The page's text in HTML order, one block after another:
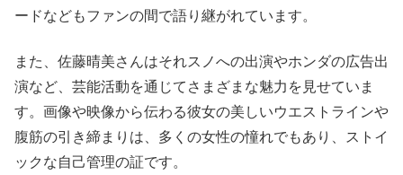
ードなどもファンの間で語り継がれています。
また、佐藤晴美さんはそれスノへの出演やホンダの広告出
演など、芸能活動を通じてさまざまな魅力を見せていま
す。画像や映像から伝わる彼女の美しいウエストラインや
腹筋の引き締まりは、多くの女性の憧れでもあり、ストイ
ックな自己管理の証です。